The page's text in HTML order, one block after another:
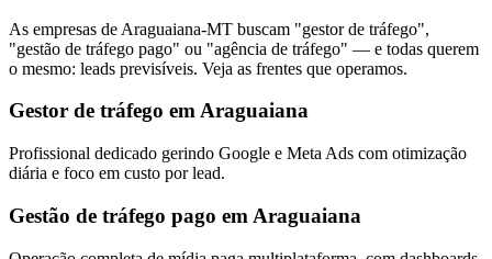
As empresas de Araguaiana-MT buscam "gestor de tráfego",
"gestão de tráfego pago" ou "agência de tráfego" — e todas querem
o mesmo: leads previsíveis. Veja as frentes que operamos.
Gestor de tráfego em Araguaiana
Profissional dedicado gerindo Google e Meta Ads com otimização
diária e foco em custo por lead.
Gestão de tráfego pago em Araguaiana